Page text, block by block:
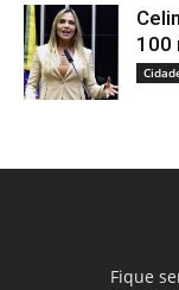
100
Fique